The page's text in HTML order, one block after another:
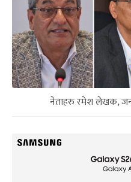
नेताहरु रमेश लेखक,